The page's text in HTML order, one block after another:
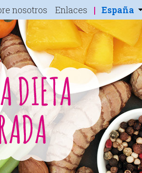
nosotros Enlaces España